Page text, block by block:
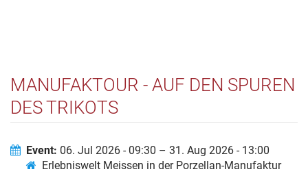
MANUFAKTOUR - AUF DEN SPUREN
DES TRIKOTS
Event: 06. Jul 2026 - 09:30 – 31. Aug 2026 - 13:00
Erlebniswelt Meissen in der Porzellan-Manufaktur